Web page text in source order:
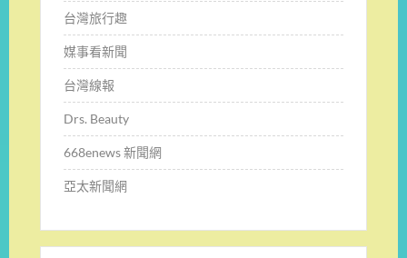
台灣旅行趣
媒事看新聞
台灣線報
Drs. Beauty
668enews 新聞網
亞太新聞網